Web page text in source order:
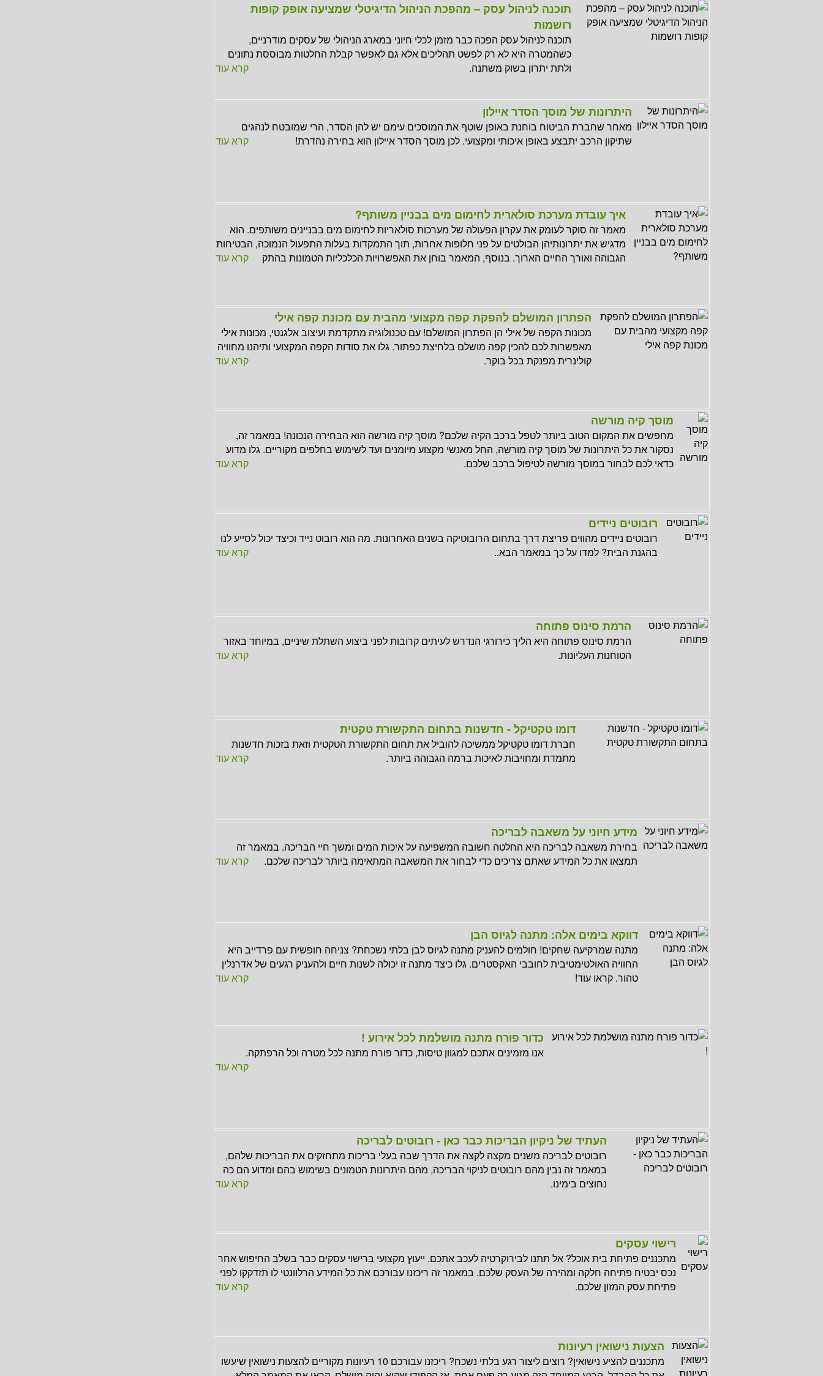
תוכנה לניהול עסק – מהפכת הניהול הדיגיטלי שמציעה אופק קופות
רושמות
תוכנה לניהול עסק הפכה כבר מזמן לכלי חיוני במארג הניהולי של עסקים מודרניים,
כשהמטרה היא לא רק לפשט תהליכים אלא גם לאפשר קבלת החלטות מבוססת נתונים
ולתת יתרון בשוק משתנה.
קרא עוד
היתרונות של מוסך הסדר איילון
מאחר שחברת הביטוח בוחנת באופן שוטף את המוסכים עימם יש להן הסדר, הרי שמובטח לנהגים
שתיקון הרכב יתבצע באופן איכותי ומקצועי. לכן מוסך הסדר איילון הוא בחירה נהדרת!
קרא עוד
איך עובדת מערכת סולארית לחימום מים בבניין משותף?
מאמר זה סוקר לעומק את עקרון הפעולה של מערכות סולאריות לחימום מים בבניינים משותפים. הוא
מדגיש את יתרונותיהן הבולטים על פני חלופות אחרות, תוך התמקדות בעלות התפעול הנמוכה, הבטיחות
הגבוהה ואורך החיים הארוך. בנוסף, המאמר בוחן את האפשרויות הכלכליות הטמונות בהתק
קרא עוד
הפתרון המושלם להפקת קפה מקצועי מהבית עם מכונת קפה אילי
מכונות הקפה של אילי הן הפתרון המושלם! עם טכנולוגיה מתקדמת ועיצוב אלגנטי, מכונות אילי
מאפשרות לכם להכין קפה מושלם בלחיצת כפתור. גלו את סודות הקפה המקצועי ותיהנו מחוויה
קולינרית מפנקת בכל בוקר.
קרא עוד
מוסך קיה מורשה
מחפשים את המקום הטוב ביותר לטפל ברכב הקיה שלכם? מוסך קיה מורשה הוא הבחירה הנכונה! במאמר זה,
נסקור את כל היתרונות של מוסך קיה מורשה, החל מאנשי מקצוע מיומנים ועד לשימוש בחלפים מקוריים. גלו מדוע
כדאי לכם לבחור במוסך מורשה לטיפול ברכב שלכם.
קרא עוד
רובוטים ניידים
רובוטים ניידים מהווים פריצת דרך בתחום הרובוטיקה בשנים האחרונות. מה הוא רובוט נייד וכיצד יכול לסייע לנו
בהגנת הבית? למדו על כך במאמר הבא..
קרא עוד
הרמת סינוס פתוחה
הרמת סינוס פתוחה היא הליך כירורגי הנדרש לעיתים קרובות לפני ביצוע השתלת שיניים, במיוחד באזור
הטוחנות העליונות.
קרא עוד
דומו טקטיקל - חדשנות בתחום התקשורת טקטית
חברת דומו טקטיקל ממשיכה להוביל את תחום התקשורת הטקטית וזאת בזכות חדשנות
מתמדת ומחויבות לאיכות ברמה הגבוהה ביותר.
קרא עוד
מידע חיוני על משאבה לבריכה
בחירת משאבה לבריכה היא החלטה חשובה המשפיעה על איכות המים ומשך חיי הבריכה. במאמר זה
תמצאו את כל המידע שאתם צריכים כדי לבחור את המשאבה המתאימה ביותר לבריכה שלכם.
קרא עוד
דווקא בימים אלה: מתנה לגיוס הבן
מתנה שמרקיעה שחקים! חולמים להעניק מתנה לגיוס לבן בלתי נשכחת? צניחה חופשית עם פרדייב היא
החוויה האולטימטיבית לחובבי האקסטרים. גלו כיצד מתנה זו יכולה לשנות חיים ולהעניק רגעים של אדרנלין
טהור. קראו עוד!
קרא עוד
כדור פורח מתנה מושלמת לכל אירוע !
אנו מזמינים אתכם למגוון טיסות, כדור פורח מתנה לכל מטרה וכל הרפתקה.
קרא עוד
העתיד של ניקיון הבריכות כבר כאן - רובוטים לבריכה
רובוטים לבריכה משנים מקצה לקצה את הדרך שבה בעלי בריכות מתחזקים את הבריכות שלהם,
במאמר זה נבין מהם רובוטים לניקוי הבריכה, מהם היתרונות הטמונים בשימוש בהם ומדוע הם כה
נחוצים בימינו.
קרא עוד
רישוי עסקים
מתכננים פתיחת בית אוכל? אל תתנו לבירוקרטיה לעכב אתכם. ייעוץ מקצועי ברישוי עסקים כבר בשלב החיפוש אחר
נכס יבטיח פתיחה חלקה ומהירה של העסק שלכם. במאמר זה ריכזנו עבורכם את כל המידע הרלוונטי לו תזדקקו לפני
פתיחת עסק המזון שלכם.
קרא עוד
הצעות נישואין רעיונות
מתכננים להציע נישואין? רוצים ליצור רגע בלתי נשכח? ריכזנו עבורכם 10 רעיונות מקוריים להצעות נישואין שיעשו